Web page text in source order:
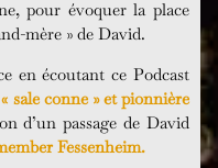
pour évoquer la place
mère » de David.
en écoutant ce Podcast
sale conne » et pionnière
d’un passage de David
Fessenheim.